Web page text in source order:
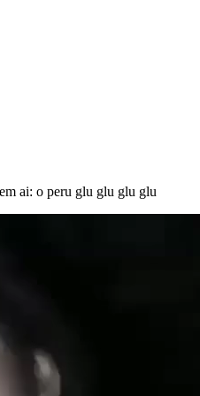
ai: o peru glu glu glu glu